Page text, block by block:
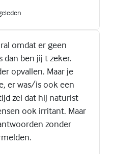
omdat er geen
dan ben jij t zeker.
opvallen. Maar je
er was/is ook een
zei dat hij naturist
ook irritant. Maar
zonder